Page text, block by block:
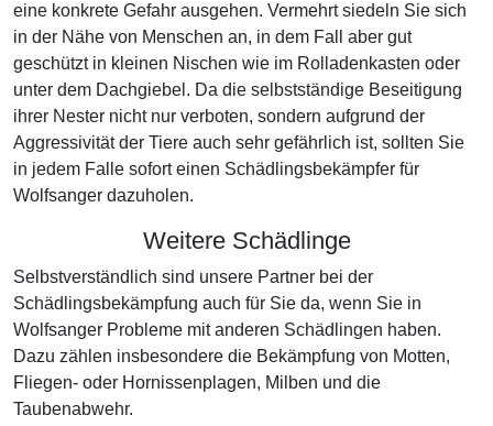
eine konkrete Gefahr ausgehen. Vermehrt siedeln Sie sich
in der Nähe von Menschen an, in dem Fall aber gut
geschützt in kleinen Nischen wie im Rolladenkasten oder
unter dem Dachgiebel. Da die selbstständige Beseitigung
ihrer Nester nicht nur verboten, sondern aufgrund der
Aggressivität der Tiere auch sehr gefährlich ist, sollten Sie
in jedem Falle sofort einen Schädlingsbekämpfer für
Wolfsanger dazuholen.
Weitere Schädlinge
Selbstverständlich sind unsere Partner bei der
Schädlingsbekämpfung auch für Sie da, wenn Sie in
Wolfsanger Probleme mit anderen Schädlingen haben.
Dazu zählen insbesondere die Bekämpfung von Motten,
Fliegen- oder Hornissenplagen, Milben und die
Taubenabwehr.